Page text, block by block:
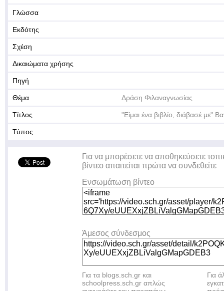
Γλώσσα
Εκδότης
Σχέση
Δικαιώματα χρήσης
Πηγή
Θέμα Δράση Φιλαναγνωσίας
Τίτλος "Είμαι ένα βιβλίο, διάβασέ με"
Τύπος
Για να μπορέσετε να αποθηκεύσετε
βίντεο απαιτείται πρώτα να συνδεθείτε
Ενσωμάτωση βίντεο
Άμεσος σύνδεσμος
Για τα blogs.sch.gr και
schoolpress.sch.gr απλώς
Για